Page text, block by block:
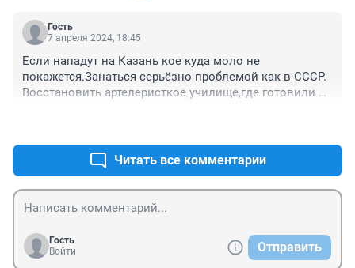
Гость
7 апреля 2024, 18:45
Если нападут на Казань кое куда моло не
покажется.Занаться серьёзно проблемой как в СССР.
Восстановить артелеристкое училище,где готовили
Читать все комментарии
Гость
Войти
Отправить